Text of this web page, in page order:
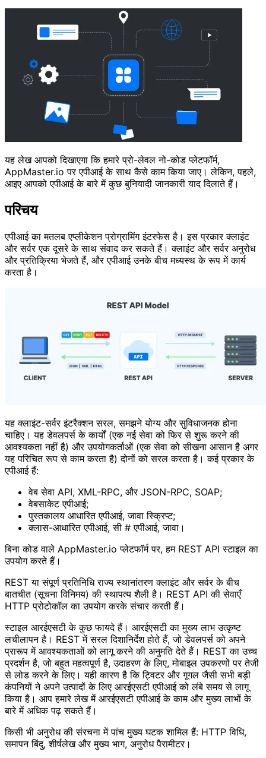
यह लेख आपको दिखाएगा कि हमारे प्रो-लेवल नो-कोड प्लेटफॉर्म,
AppMaster.io पर एपीआई के साथ कैसे काम किया जाए। लेकिन, पहले,
आइए आपको एपीआई के बारे में कुछ बुनियादी जानकारी याद दिलाते हैं।
परिचय
एपीआई का मतलब एप्लीकेशन प्रोग्रामिंग इंटरफेस है। इस प्रकार क्लाइंट
और सर्वर एक दूसरे के साथ संवाद कर सकते हैं। क्लाइंट और सर्वर अनुरोध
और प्रतिक्रिया भेजते हैं, और एपीआई उनके बीच मध्यस्थ के रूप में कार्य
करता है।
यह क्लाइंट-सर्वर इंटरैक्शन सरल, समझने योग्य और सुविधाजनक होना
चाहिए। यह डेवलपर्स के कार्यों (एक नई सेवा को फिर से शुरू करने की
आवश्यकता नहीं है) और उपयोगकर्ताओं (एक सेवा को सीखना आसान है अगर
यह परिचित रूप से काम करता है) दोनों को सरल करता है। कई प्रकार के
एपीआई हैं:
वेब सेवा API, XML-RPC, और JSON-RPC, SOAP;
वेबसाकेट एपीआई;
पुस्तकालय आधारित एपीआई, जावा स्क्रिप्ट;
क्लास-आधारित एपीआई, सी # एपीआई, जावा।
बिना कोड वाले AppMaster.io प्लेटफॉर्म पर, हम REST API स्टाइल का
उपयोग करते हैं।
REST या संपूर्ण प्रतिनिधि राज्य स्थानांतरण क्लाइंट और सर्वर के बीच
बातचीत (सूचना विनिमय) की स्थापत्य शैली है। REST API की सेवाएँ
HTTP प्रोटोकॉल का उपयोग करके संचार करती हैं।
स्टाइल आरईएसटी के कुछ फायदे हैं। आरईएसटी का मुख्य लाभ उत्कृष्ट
लचीलापन है। REST में सरल दिशानिर्देश होते हैं, जो डेवलपर्स को अपने
प्रारूप में आवश्यकताओं को लागू करने की अनुमति देते हैं। REST का उच्च
प्रदर्शन है, जो बहुत महत्वपूर्ण है, उदाहरण के लिए, मोबाइल उपकरणों पर तेजी
से लोड करने के लिए। यही कारण है कि ट्विटर और गूगल जैसी सभी बड़ी
कंपनियों ने अपने उत्पादों के लिए आरईएसटी एपीआई को लंबे समय से लागू
किया है। आप हमारे लेख में आरईएसटी एपीआई के काम और मुख्य लाभों के
बारे में अधिक पढ़ सकते हैं।
किसी भी अनुरोध की संरचना में पांच मुख्य घटक शामिल हैं: HTTP विधि,
समापन बिंदु, शीर्षलेख और मुख्य भाग, अनुरोध पैरामीटर।